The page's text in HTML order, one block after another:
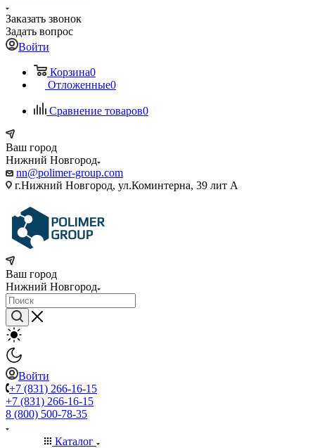
Заказать звонок
Задать вопрос
Войти
Корзина0
Отложенные0
Сравнение товаров0
Ваш город
Нижний Новгород
nn@polimer-group.com
г.Нижний Новгород, ул.Коминтерна, 39 лит А
Ваш город
Нижний Новгород
Войти
+7 (831) 266-16-15
+7 (831) 266-16-15
8 (800) 500-78-35
Каталог